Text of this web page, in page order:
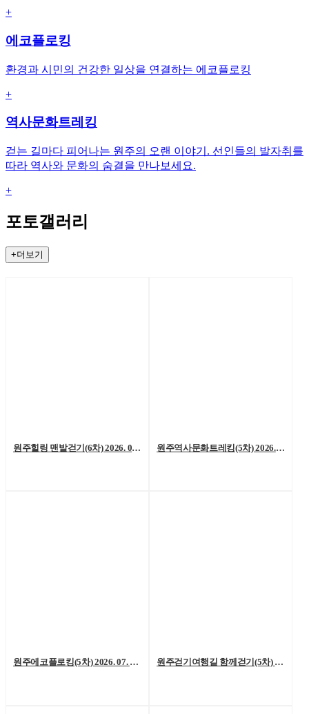
+
에코플로킹
환경과 시민의 건강한 일상을 연결하는 에코플로킹
+
역사문화트레킹
걷는 길마다 피어나는 원주의 오랜 이야기. 선인들의 발자취를
따라 역사와 문화의 숨결을 만나보세요.
+
포토갤러리
+더보기
원주힐링 맨발걷기(6차) 2026. 08. 01. (토) 원주역사문화트레킹(5차) 2026. 07. 25.(토)
원주에코플로킹(5차) 2026. 07. 18. (토) 원주걷기여행길 함께걷기(5차) 2026. 7. 11.(토)